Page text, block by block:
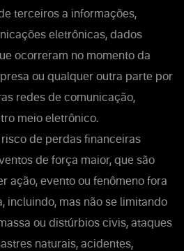
terceiros a informações,
eletrônicas, dados
ocorreram no momento da
ou qualquer outra parte por
redes de comunicação,
meio eletrônico.
de perdas financeiras
de força maior, que são
ação, evento ou fenômeno fora
incluindo, mas não se limitando
ou distúrbios civis, ataques
naturais, acidentes,